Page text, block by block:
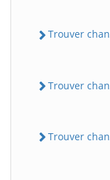
Trouver
Trouver
Trouver